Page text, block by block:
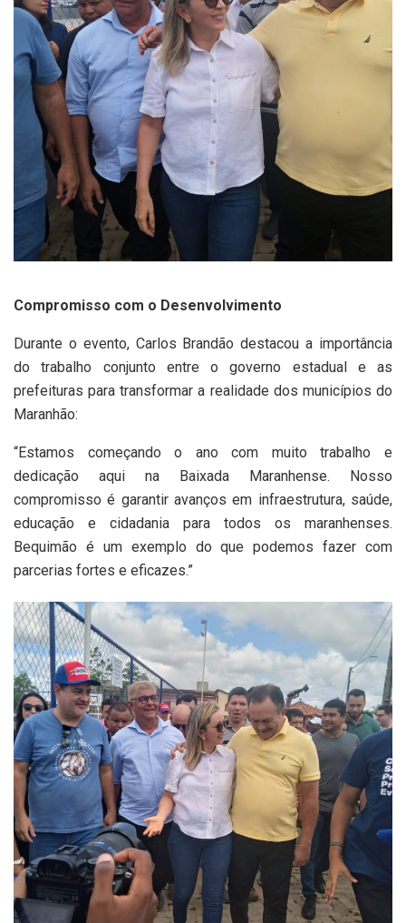
Compromisso com o Desenvolvimento
Durante o evento, Carlos Brandão destacou a importância
do trabalho conjunto entre o governo estadual e as
prefeituras para transformar a realidade dos municípios do
Maranhão:
“Estamos começando o ano com muito trabalho e
dedicação aqui na Baixada Maranhense. Nosso
compromisso é garantir avanços em infraestrutura, saúde,
educação e cidadania para todos os maranhenses.
Bequimão é um exemplo do que podemos fazer com
parcerias fortes e eficazes.”